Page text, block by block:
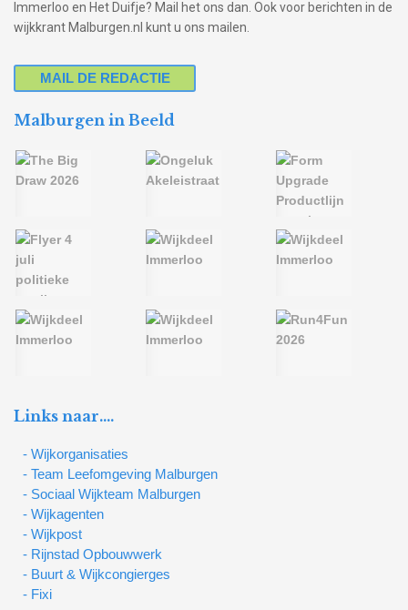
Immerloo en Het Duifje? Mail het ons dan. Ook voor berichten in de
wijkkrant Malburgen.nl kunt u ons mailen.
MAIL DE REDACTIE
Malburgen in Beeld
Links naar….
- Wijkorganisaties
- Team Leefomgeving Malburgen
- Sociaal Wijkteam Malburgen
- Wijkagenten
- Wijkpost
- Rijnstad Opbouwwerk
- Buurt & Wijkcongierges
- Fixi